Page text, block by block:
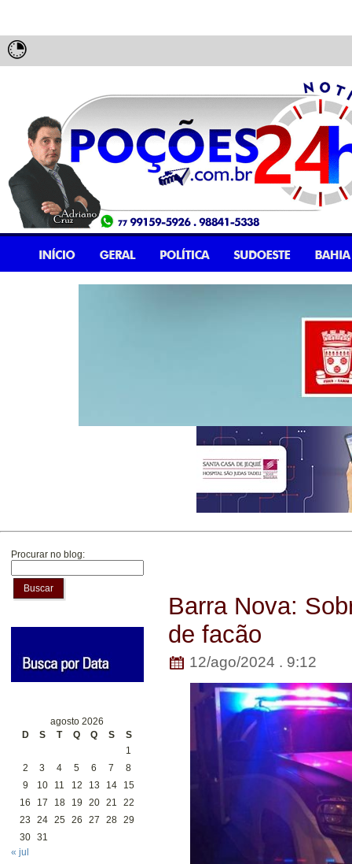
Procurar no blog:
Buscar
agosto 2026
D
S T Q Q S
S
1
2
3 4 5 6 7
8
9
10 11 12 13 14
15
16
17 18 19 20 21
22
23
24 25 26 27 28 29
30 31
« jul
Barra Nova:
de facão
12/ago/2024 . 9:12